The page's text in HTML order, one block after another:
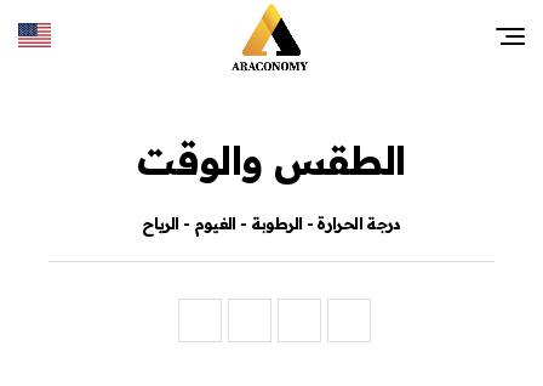
الطقس والوقت
درجة الحرارة - الرطوبة - الغيوم - الرياح